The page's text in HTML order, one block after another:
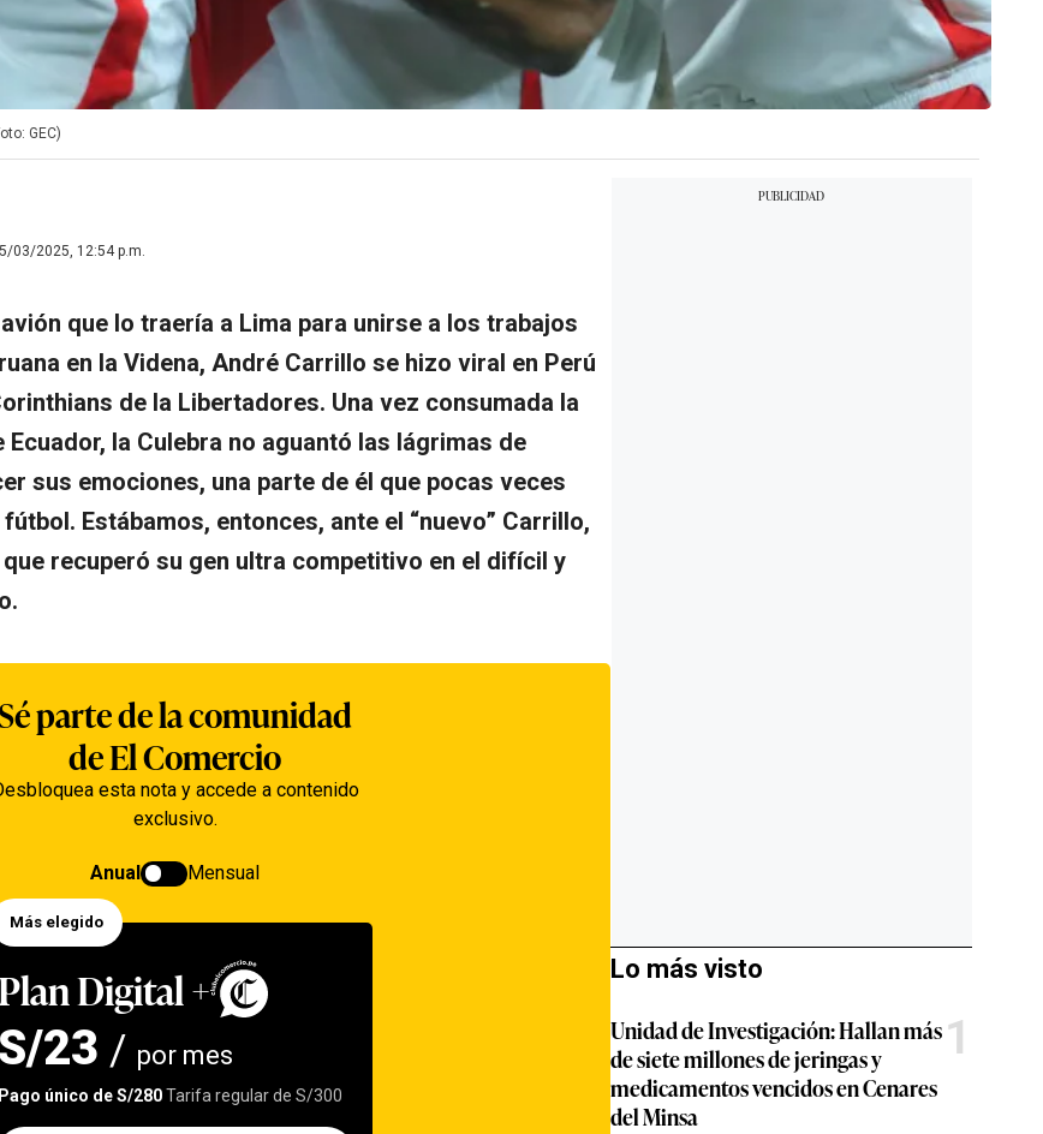
GEC)
03/2025, 12:54 p.m.
que lo traería a Lima para unirse a los trabajos
en la Videna, André Carrillo se hizo viral en Perú
de la Libertadores. Una vez consumada la
la Culebra no aguantó las lágrimas de
sus emociones, una parte de él que pocas veces
Estábamos, entonces, ante el “nuevo” Carrillo,
recuperó su gen ultra competitivo en el difícil y
Lo más visto
Unidad de Investigación: Hallan más
de siete millones de jeringas y
medicamentos vencidos en Cenares
del Minsa
1